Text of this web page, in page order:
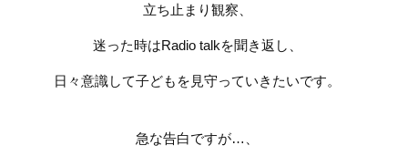
立ち止まり観察、
迷った時はRadio talkを聞き返し、
日々意識して子どもを見守っていきたいです。
急な告白ですが…